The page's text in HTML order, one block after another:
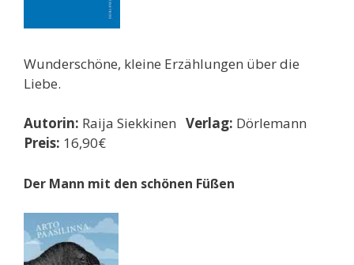
Wunderschöne, kleine Erzählungen über die
Liebe.
Autorin: Raija Siekkinen Verlag: Dörlemann
Preis: 16,90€
Der Mann mit den schönen Füßen